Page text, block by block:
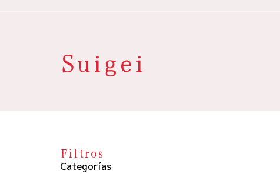
Suigei
Filtros
Categorías